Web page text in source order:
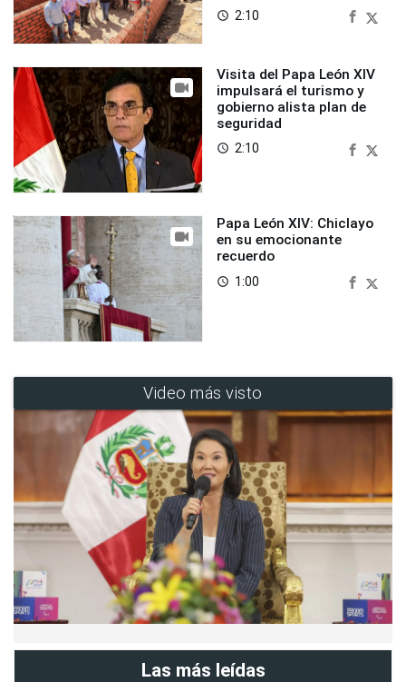
access_time 2:10
Visita del Papa León XIV
impulsará el turismo y
gobierno alista plan de
seguridad
access_time 2:10
Papa León XIV: Chiclayo
en su emocionante
recuerdo
access_time 1:00
Video más visto
Las más leídas